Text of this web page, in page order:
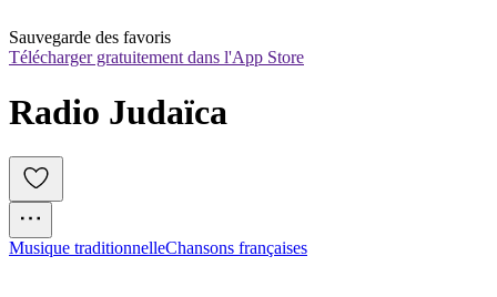
Sauvegarde des favoris
Télécharger gratuitement dans l'App Store
Musique traditionnelleChansons françaises